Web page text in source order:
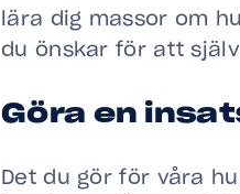
lära dig massor om
du önskar för att
Göra en
Det du gör för våra